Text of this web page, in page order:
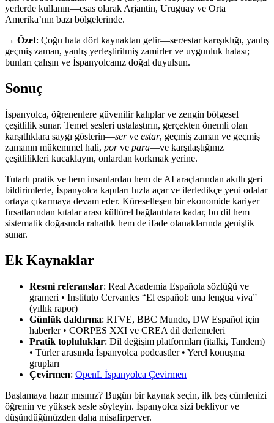
yerlerde kullanın—esas olarak Arjantin, Uruguay ve Orta
Amerika’nın bazı bölgelerinde.
→ Özet: Çoğu hata dört kaynaktan gelir—ser/estar karışıklığı, yanlış
geçmiş zaman, yanlış yerleştirilmiş zamirler ve uygunluk hatası;
bunları çalışın ve İspanyolcanız doğal duyulsun.
Sonuç
İspanyolca, öğrenenlere güvenilir kalıplar ve zengin bölgesel
çeşitlilik sunar. Temel sesleri ustalaştırın, gerçekten önemli olan
karşıtlıklara saygı gösterin—serve estar, geçmiş zaman ve geçmiş
zamanın mükemmel hali, porve para—ve karşılaştığınız
çeşitlilikleri kucaklayın, onlardan korkmak yerine.
Tutarlı pratik ve hem insanlardan hem de AI araçlarından akıllı geri
bildirimlerle, İspanyolca kapıları hızla açar ve ilerledikçe yeni odalar
ortaya çıkarmaya devam eder. Küreselleşen bir ekonomide kariyer
fırsatlarından kıtalar arası kültürel bağlantılara kadar, bu dil hem
sistematik doğasında rahatlık hem de ifade olanaklarında genişlik
sunar.
Ek Kaynaklar
Resmi referanslar: Real Academia Española sözlüğü ve
grameri • Instituto Cervantes “El español: una lengua viva”
(yıllık rapor)
Günlük daldırma: RTVE, BBC Mundo, DW Español için
haberler • CORPES XXI ve CREA dil derlemeleri
Pratik topluluklar: Dil değişim platformları (italki, Tandem)
• Türler arasında İspanyolca podcastler • Yerel konuşma
grupları
Çevirmen: OpenL İspanyolca Çevirmen
Başlamaya hazır mısınız? Bugün bir kaynak seçin, ilk beş cümlenizi
öğrenin ve yüksek sesle söyleyin. İspanyolca sizi bekliyor ve
düşündüğünüzden daha misafirperver.